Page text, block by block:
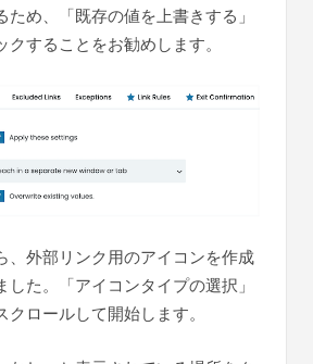
ため、「既存の値を上書きする」
することをお勧めします。
、外部リンク用のアイコンを作成
た。「アイコンタイプの選択」
ロールして開始します。